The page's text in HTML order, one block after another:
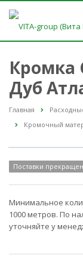
Кромка
Дуб
Главная
Кромочный
Поставки
Минимальное
1000 метров. По
уточняйте у